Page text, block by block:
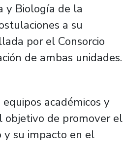
y Biología de la
a su
por el Consorcio
de ambas unidades.
académicos y
objetivo de promover el
y su impacto en el